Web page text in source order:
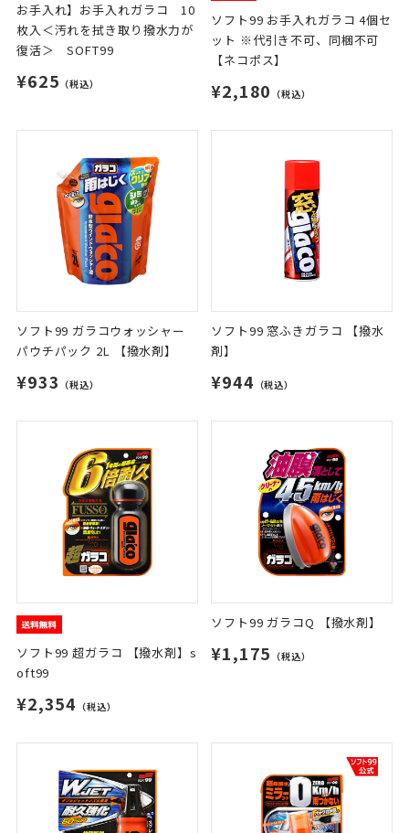
お手入れ】お手入れガラコ 10
枚入＜汚れを拭き取り撥水力が
復活＞ SOFT99
¥625 （税込）
ソフト99 お手入れガラコ 4個セ
ット ※代引き不可、同梱不可
【ネコポス】
¥2,180 （税込）
ソフト99 ガラコウォッシャー
パウチパック 2L 【撥水剤】
¥933 （税込）
ソフト99 窓ふきガラコ 【撥水
剤】
¥944 （税込）
ソフト99 超ガラコ 【撥水剤】s
oft99
¥2,354 （税込）
ソフト99 ガラコQ 【撥水剤】
¥1,175 （税込）